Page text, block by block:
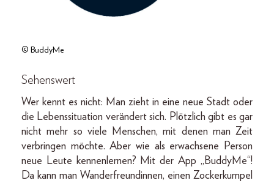
© BuddyMe
Sehenswert
Wer kennt es nicht: Man zieht in eine neue Stadt oder
die Lebenssituation verändert sich. Plötzlich gibt es gar
nicht mehr so viele Menschen, mit denen man Zeit
verbringen möchte. Aber wie als erwachsene Person
neue Leute kennenlernen? Mit der App „BuddyMe“!
Da kann man Wanderfreundinnen, einen Zockerkumpel